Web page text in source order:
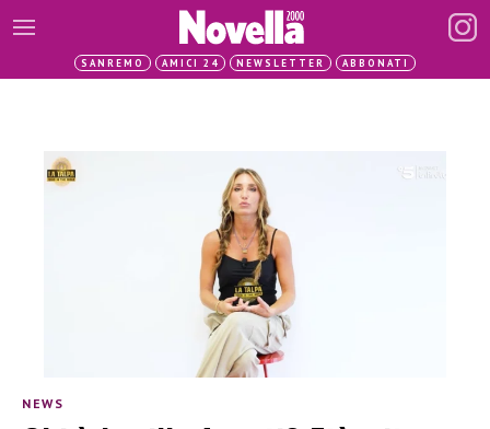
SANREMO AMICI 24 NEWSLETTER ABBONATI
NEWS